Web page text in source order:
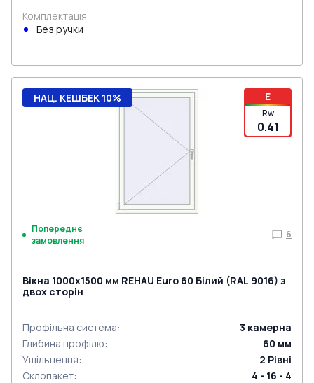
Комплектація
Без ручки
E
Rw
0.41
НАЦ. КЕШБЕК 10%
Попереднє
замовлення
6
Вікна 1000x1500 мм REHAU Euro 60 Білий (RAL 9016) з
двох сторін
Профільна система: 3 камерна
Глибина профілю: 60 мм
Ущільнення: 2 Рівні
Склопакет:
4 - 16 - 4